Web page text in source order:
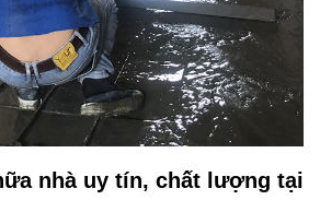
nhà uy tín, chất lượng tại